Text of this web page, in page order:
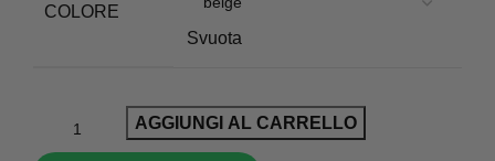
COLORE
Svuota
AGGIUNGI AL CARRELLO